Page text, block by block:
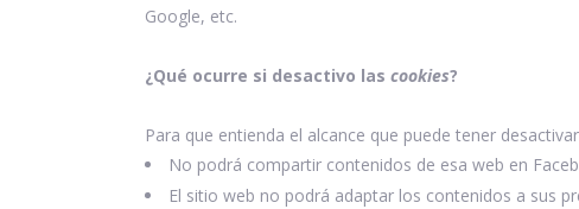
Google, etc.
¿Qué ocurre si desactivo las cookies?
Para que entienda el alcance que puede tener
No podrá compartir contenidos de esa web en
El sitio web no podrá adaptar los contenidos a sus